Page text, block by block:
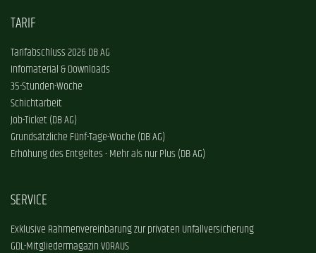
TARIF
Tarifabschluss 2026 DB AG
Infomaterial & Downloads
35-Stunden-Woche
Schichtarbeit
Job-Ticket (DB AG)
Grundsätzliche Fünf-Tage-Woche (DB AG)
Erhöhung des Entgeltes - Mehr als nur Plus (DB AG)
SERVICE
Exklusive Rahmenvereinbarung zur privaten Unfallversicherung
GDL-Mitgliedermagazin VORAUS